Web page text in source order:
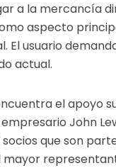
a la mercancía
aspecto
El usuario
actual.
el apoyo
John
que son